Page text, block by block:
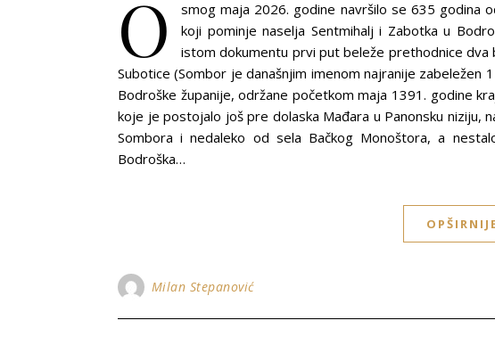
O
smog maja 2026. godine navršilo se 635 godina
koji pominje naselja Sentmihalj i Zabotka u
istom dokumentu prvi put beleže prethodnice dva
Subotice (Sombor je današnjim imenom najranije zabeležen
Bodroške županije, održane početkom maja 1391. godine
koje je postojalo još pre dolaska Mađara u Panonsku niziju,
Sombora i nedaleko od sela Bačkog Monoštora, a
Bodroška…
Milan Stepanović